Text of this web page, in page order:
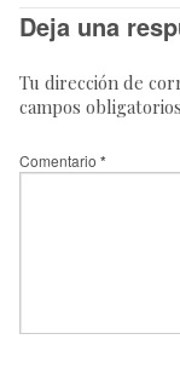
Deja una
Tu dirección de
campos
Comentario *